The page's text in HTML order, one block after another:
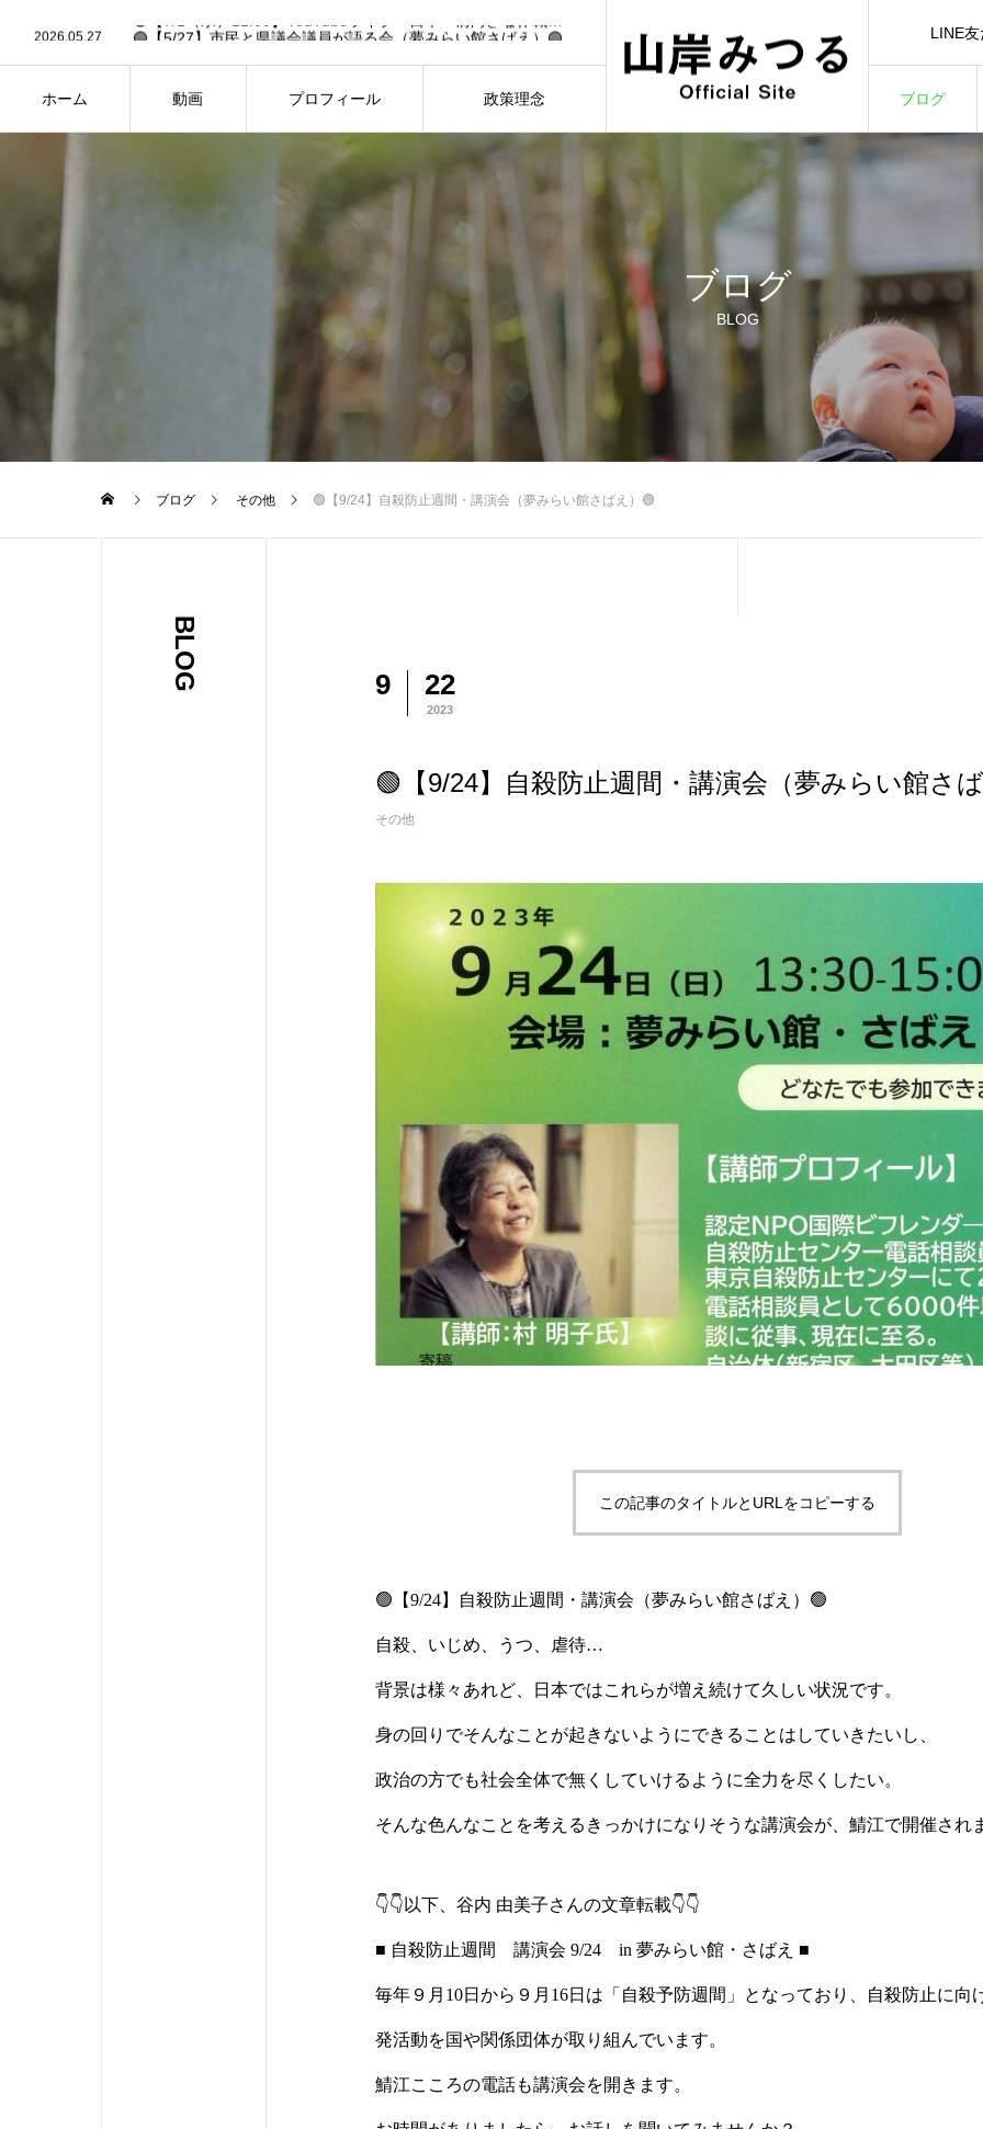
ホーム
動画
プロフィール
政策理念
ブログ
2026.05.27 🟢【5/27】市民と県議会議員が語る会（夢みらい館さばえ）🟢
2026.03.13 🟢26年2月県議会・予算決算特別委員会の予定（3/13）🟢
2026.06.30
LINE
ブログ
BLOG
ブログ その他 🟢【9/24】自殺防止週間・講演会（夢みらい館さばえ）🟢
BLOG 9 22
2023
🟢【9/24】自殺防止週間・講演会（夢みらい館さ
その他
この記事のタイトルとURLをコピーする
🟢【9/24】自殺防止週間・講演会（夢みらい館さばえ）🟢
自殺、いじめ、うつ、虐待…
背景は様々あれど、日本ではこれらが増え続けて久しい状況です。
身の回りでそんなことが起きないようにできることはしていきたいし、
政治の方でも社会全体で無くしていけるように全力を尽くしたい。
そんな色んなことを考えるきっかけになりそうな講演会が、鯖江で開催され
👇👇以下、谷内 由美子さんの文章転載👇👇
■ 自殺防止週間 講演会 9/24 in 夢みらい館・さばえ ■
毎年９月10日から９月16日は「自殺予防週間」となっており、自殺防止に向
発活動を国や関係団体が取り組んでいます。
鯖江こころの電話も講演会を開きます。